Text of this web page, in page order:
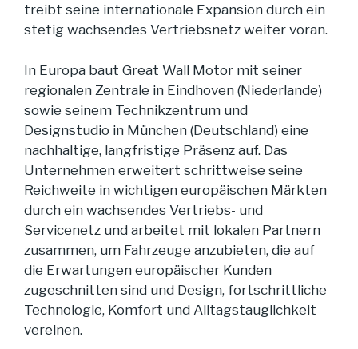
treibt seine internationale Expansion durch ein
stetig wachsendes Vertriebsnetz weiter voran.
In Europa baut Great Wall Motor mit seiner
regionalen Zentrale in Eindhoven (Niederlande)
sowie seinem Technikzentrum und
Designstudio in München (Deutschland) eine
nachhaltige, langfristige Präsenz auf. Das
Unternehmen erweitert schrittweise seine
Reichweite in wichtigen europäischen Märkten
durch ein wachsendes Vertriebs- und
Servicenetz und arbeitet mit lokalen Partnern
zusammen, um Fahrzeuge anzubieten, die auf
die Erwartungen europäischer Kunden
zugeschnitten sind und Design, fortschrittliche
Technologie, Komfort und Alltagstauglichkeit
vereinen.